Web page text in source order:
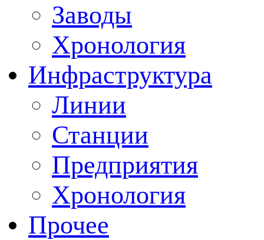
Заводы
Хронология
Инфраструктура
Линии
Станции
Предприятия
Хронология
Прочее